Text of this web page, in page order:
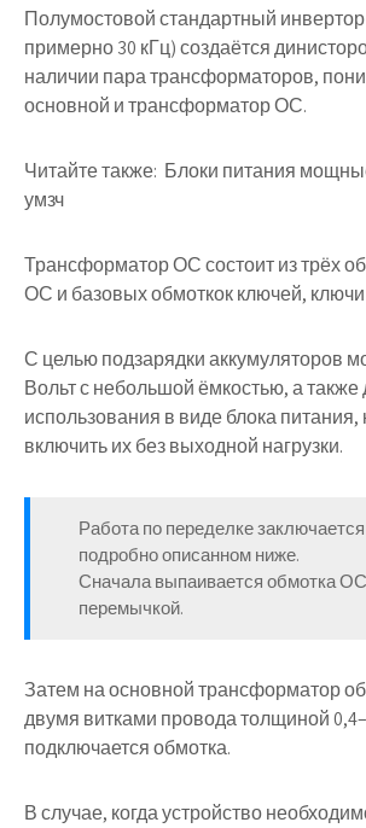
Полумостовой стандартный инвертор
примерно 30 кГц) создаётся
наличии пара трансформаторов,
основной и трансформатор ОС.
Читайте также: Блоки питания
умзч
Трансформатор ОС состоит из трёх
ОС и базовых обмоткок ключей, ключи
С целью подзарядки аккумуляторов
Вольт с небольшой ёмкостью, а также
использования в виде блока
включить их без выходной нагрузки.
Работа по переделке
подробно описанном ниже.
Сначала выпаивается обмотка
перемычкой.
Затем на основной трансформатор
двумя витками провода толщиной
подключается обмотка.
В случае, когда устройство